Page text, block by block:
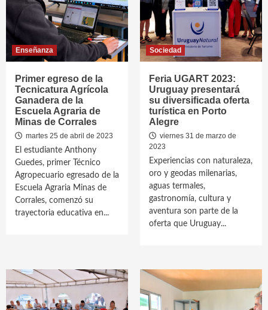
Enseñanza
Primer egreso de la
Tecnicatura Agrícola
Ganadera de la
Escuela Agraria de
Minas de Corrales
martes 25 de abril de 2023
El estudiante Anthony
Guedes, primer Técnico
Agropecuario egresado de la
Escuela Agraria Minas de
Corrales, comenzó su
trayectoria educativa en...
Sociedad
Feria UGART 2023:
Uruguay presentará
su diversificada oferta
turística en Porto
Alegre
viernes 31 de marzo de
2023
Experiencias con naturaleza,
oro y geodas milenarias,
aguas termales,
gastronomía, cultura y
aventura son parte de la
oferta que Uruguay...